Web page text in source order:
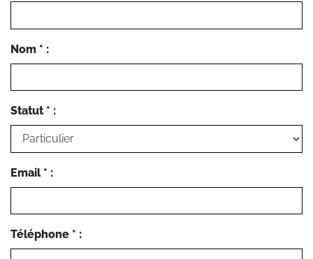
Nom * :
Statut * :
Email * :
Téléphone * :